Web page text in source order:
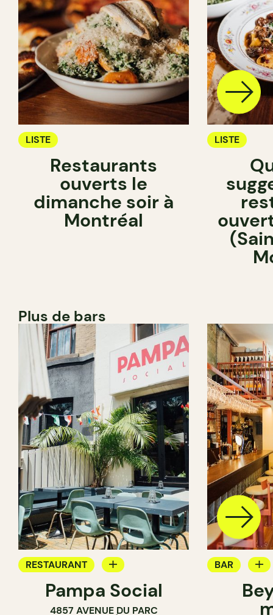
LISTE
Restaurants
ouverts le
dimanche soir à
Montréal
LISTE
Plus de bars
RESTAURANT
CAFÉPampa Social
4857 AVENUE DU PARC
BAR
CAVISTE